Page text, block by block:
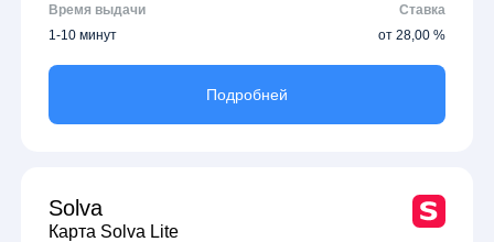
Время выдачи
Ставка
1-10 минут
от 28,00 %
Подробней
Solva
Карта Solva Lite